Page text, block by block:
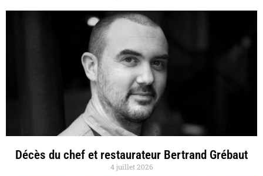
Décès du chef et restaurateur Bertrand Grébaut
4 juillet 2026